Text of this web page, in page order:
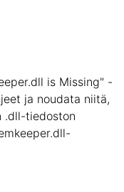
is Missing" -
ja noudata niitä,
.dll-tiedoston